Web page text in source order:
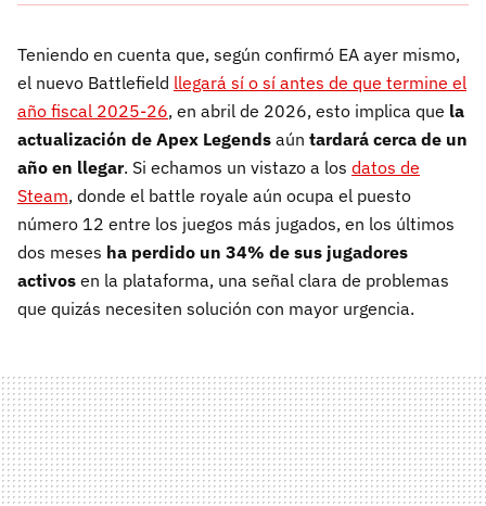
Teniendo en cuenta que, según confirmó EA ayer mismo,
el nuevo Battlefield llegará sí o sí antes de que termine el
año fiscal 2025-26, en abril de 2026, esto implica que la
actualización de Apex Legends aún tardará cerca de un
año en llegar. Si echamos un vistazo a los datos de
Steam, donde el battle royale aún ocupa el puesto
número 12 entre los juegos más jugados, en los últimos
dos meses ha perdido un 34% de sus jugadores
activos en la plataforma, una señal clara de problemas
que quizás necesiten solución con mayor urgencia.